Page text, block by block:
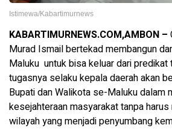
Istimewa/Kabartimurnews
KABARTIMURNEWS.COM,AMBON –
Murad Ismail bertekad membangun
Maluku untuk bisa keluar dari predikat
tugasnya selaku kepala daerah akan
Bupati dan Walikota se-Maluku dalam
kesejahteraan masyarakat tanpa
wilayah yang menjadi penyumbang